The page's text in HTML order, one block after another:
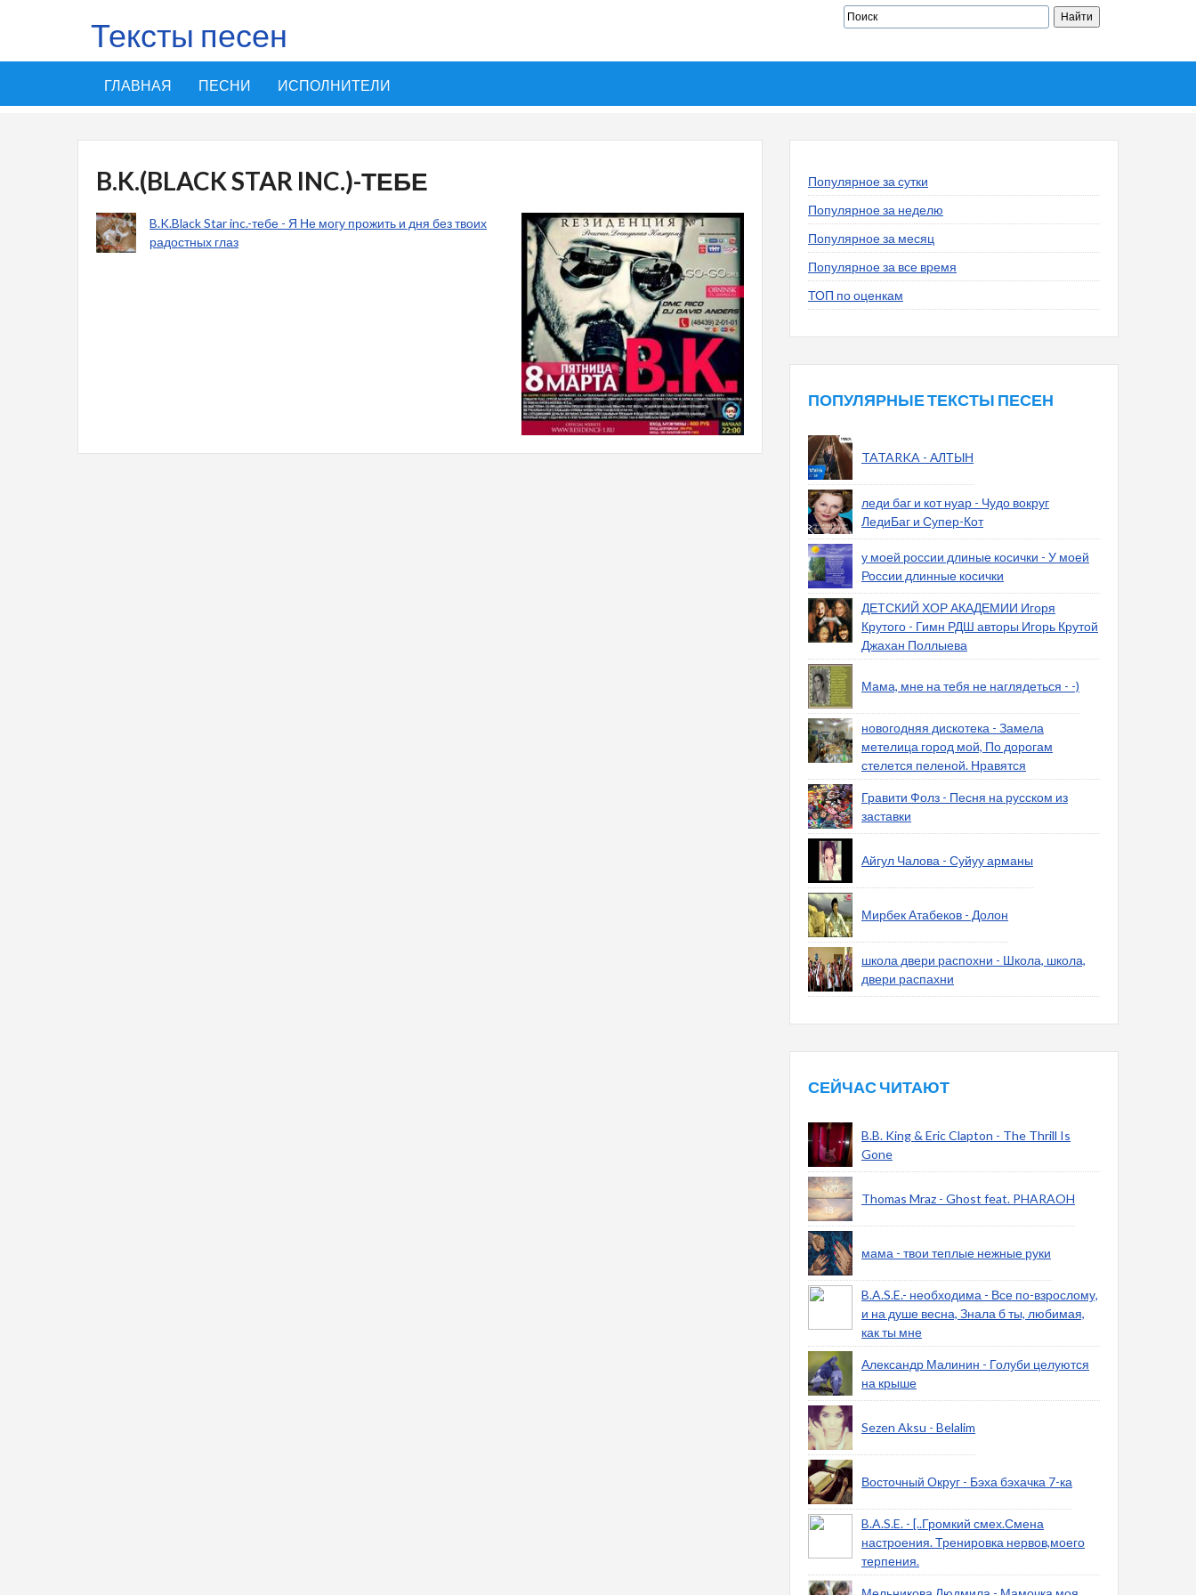
Тексты песен
ГЛАВНАЯ ПЕСНИ ИСПОЛНИТЕЛИ
B.K.(BLACK STAR INC.)-ТЕБЕ
B.K.Black Star inc.-тебе - Я Не могу прожить и дня без твоих
радостных глаз
Популярное за сутки
Популярное за неделю
Популярное за месяц
Популярное за все время
ТОП по оценкам
ПОПУЛЯРНЫЕ ТЕКСТЫ ПЕСЕН
TATARKA - АЛТЫН
леди баг и кот нуар - Чудо вокруг
ЛедиБаг и Супер-Кот
у моей россии длиные косички - У моей
России длинные косички
ДЕТСКИЙ ХОР АКАДЕМИИ Игоря
Крутого - Гимн РДШ авторы Игорь Крутой
Джахан Поллыева
Мама, мне на тебя не наглядеться - -)
новогодняя дискотека - Замела
метелица город мой, По дорогам
стелется пеленой. Нравятся
Гравити Фолз - Песня на русском из
заставки
Айгул Чалова - Суйуу арманы
Мирбек Атабеков - Долон
школа двери распохни - Школа, школа,
двери распахни
СЕЙЧАС ЧИТАЮТ
B.B. King & Eric Clapton - The Thrill Is
Gone
Thomas Mraz - Ghost feat. PHARAOH
мама - твои теплые нежные руки
B.A.S.E.- необходима - Все по-взрослому,
и на душе весна, Знала б ты, любимая,
как ты мне
Александр Малинин - Голуби целуются
на крыше
Sezen Aksu - Belalim
Восточный Округ - Бэха бэхачка 7-ка
B.A.S.E. - [..Громкий смех.Смена
настроения. Тренировка нервов,моего
терпения.